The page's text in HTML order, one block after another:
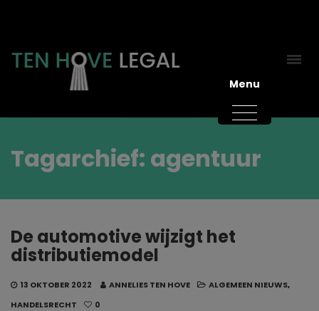
Tagarchief: agentuur
De automotive wijzigt het
distributiemodel
13 OKTOBER 2022 ANNELIES TEN HOVE ALGEMEEN NIEUWS,
HANDELSRECHT
0
Menu